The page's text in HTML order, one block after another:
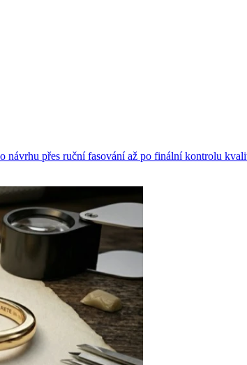
přes ruční fasování až po finální kontrolu